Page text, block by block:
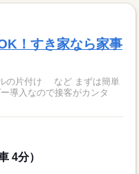
！すき家なら家事
の片付け など まずは簡単
4分）